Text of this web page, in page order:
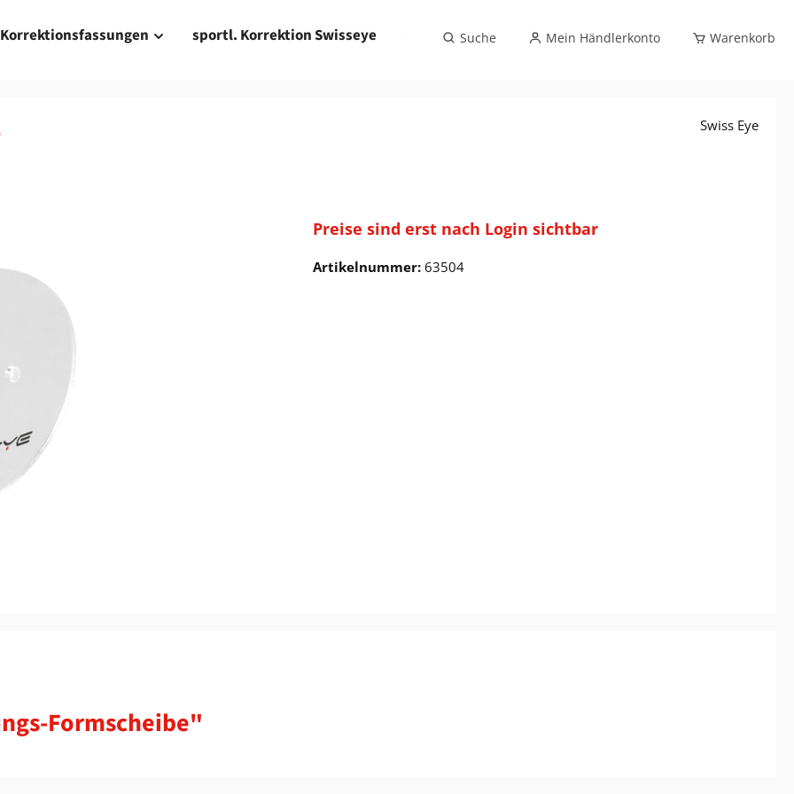
Korrektionsfassungen sportl. Korrektion Swisseye Sportbrillenverglasung (exklusiv Optikfachhandel)
Suche Mein Händlerkonto Warenkorb
Swiss Eye
Preise sind erst nach Login sichtbar
Artikelnummer: 63504
Formscheibe"